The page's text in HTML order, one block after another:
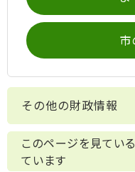
市
その他の財政情報
このページを見てい
ています